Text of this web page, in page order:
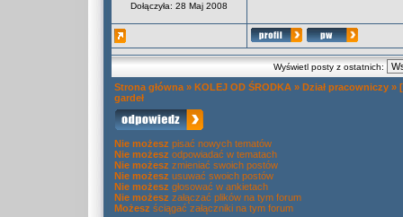
Dołączyła: 28 Maj 2008
Wyświetl posty z ostatnich:
Strona główna » KOLEJ OD ŚRODKA » Dział pracowniczy »
gardeł
Nie możesz pisać nowych tematów
Nie możesz odpowiadać w tematach
Nie możesz zmieniać swoich postów
Nie możesz usuwać swoich postów
Nie możesz głosować w ankietach
Nie możesz załączać plików na tym forum
Możesz ściągać załączniki na tym forum